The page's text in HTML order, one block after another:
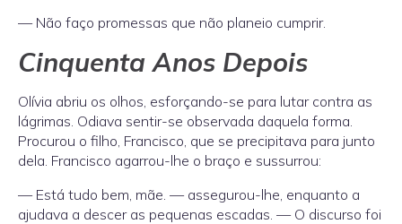
— Não faço promessas que não planeio cumprir.
Cinquenta Anos Depois
Olívia abriu os olhos, esforçando-se para lutar contra as
lágrimas. Odiava sentir-se observada daquela forma.
Procurou o filho, Francisco, que se precipitava para junto
dela. Francisco agarrou-lhe o braço e sussurrou:
— Está tudo bem, mãe. — assegurou-lhe, enquanto a
ajudava a descer as pequenas escadas. — O discurso foi